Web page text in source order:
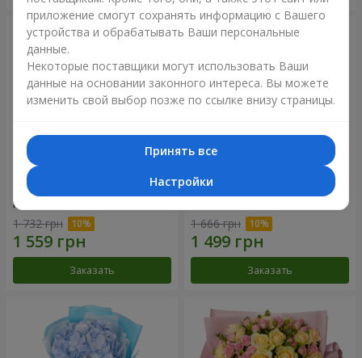
Композиция "Нежное
прикосновение"
1 732 грн
Заказать
Букет "Розовый вкус
1 666 грн
Заказать
приложение смогут сохранять информацию с Вашего
устройства и обрабатывать Ваши персональные
данные.
Некоторые поставщики могут использовать Ваши
данные на основании законного интереса. Вы можете
изменить свой выбор позже по ссылке внизу страницы.
Принять все
Настройки